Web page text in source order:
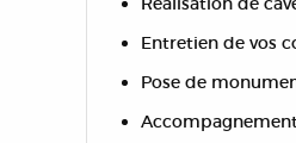
Entretien de vos
Pose de